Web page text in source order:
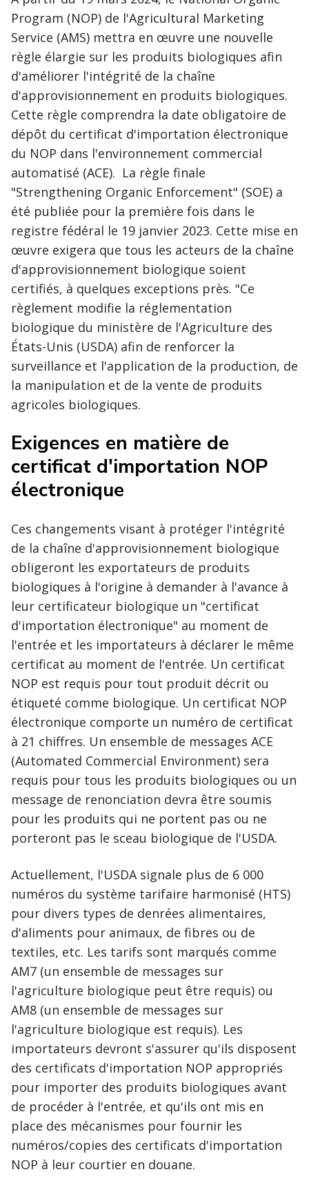
Program (NOP) de l'Agricultural Marketing
Service (AMS) mettra en œuvre une nouvelle
règle élargie sur les produits biologiques afin
d'améliorer l'intégrité de la chaîne
d'approvisionnement en produits biologiques.
Cette règle comprendra la date obligatoire de
dépôt du certificat d'importation électronique
du NOP dans l'environnement commercial
automatisé (ACE). La règle finale
"Strengthening Organic Enforcement" (SOE) a
été publiée pour la première fois dans le
registre fédéral le 19 janvier 2023. Cette mise en
œuvre exigera que tous les acteurs de la chaîne
d'approvisionnement biologique soient
certifiés, à quelques exceptions près. "Ce
règlement modifie la réglementation
biologique du ministère de l'Agriculture des
États-Unis (USDA) afin de renforcer la
surveillance et l'application de la production, de
la manipulation et de la vente de produits
agricoles biologiques.
Exigences en matière de
certificat d'importation NOP
électronique
Ces changements visant à protéger l'intégrité
de la chaîne d'approvisionnement biologique
obligeront les exportateurs de produits
biologiques à l'origine à demander à l'avance à
leur certificateur biologique un "certificat
d'importation électronique" au moment de
l'entrée et les importateurs à déclarer le même
certificat au moment de l'entrée. Un certificat
NOP est requis pour tout produit décrit ou
étiqueté comme biologique. Un certificat NOP
électronique comporte un numéro de certificat
à 21 chiffres. Un ensemble de messages ACE
(Automated Commercial Environment) sera
requis pour tous les produits biologiques ou un
message de renonciation devra être soumis
pour les produits qui ne portent pas ou ne
porteront pas le sceau biologique de l'USDA.
Actuellement, l'USDA signale plus de 6 000
numéros du système tarifaire harmonisé (HTS)
pour divers types de denrées alimentaires,
d'aliments pour animaux, de fibres ou de
textiles, etc. Les tarifs sont marqués comme
AM7 (un ensemble de messages sur
l'agriculture biologique peut être requis) ou
AM8 (un ensemble de messages sur
l'agriculture biologique est requis). Les
importateurs devront s'assurer qu'ils disposent
des certificats d'importation NOP appropriés
pour importer des produits biologiques avant
de procéder à l'entrée, et qu'ils ont mis en
place des mécanismes pour fournir les
numéros/copies des certificats d'importation
NOP à leur courtier en douane.